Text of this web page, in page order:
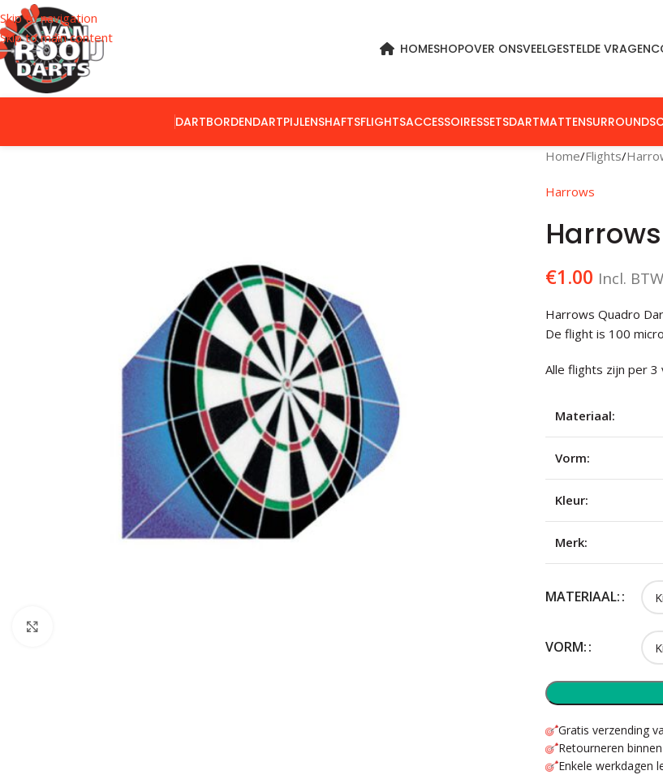
Skip to navigation
Skip to main content
HOMESHOPOVER ONSVEELGESTELDE VRAGEN
DARTBORDENDARTPIJLENSHAFTSFLIGHTSACCESSOIRESSETSDARTMATTENSURROUNDS
Home Flights
Harrows
€1.00 Incl. BTW
Harrows Quadro
De flight is 100
Alle flights zijn per 3
Materiaal:
Vorm:
Kleur:
Merk:
MATERIAAL:
VORM:
Gratis verzending
Retourneren
Enkele werkdagen